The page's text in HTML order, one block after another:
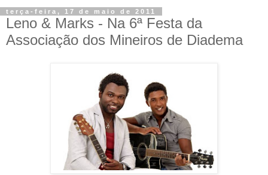
terça-feira, 17 de maio de 2011
Leno & Marks - Na 6ª Festa da
Associação dos Mineiros de Diadema